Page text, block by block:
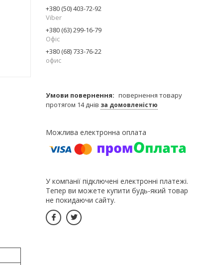
+380 (50) 403-72-92
Viber
+380 (63) 299-16-79
Офiс
+380 (68) 733-76-22
офис
повернення товару
протягом 14 днів за домовленістю
У компанії підключені електронні платежі.
Тепер ви можете купити будь-який товар
не покидаючи сайту.